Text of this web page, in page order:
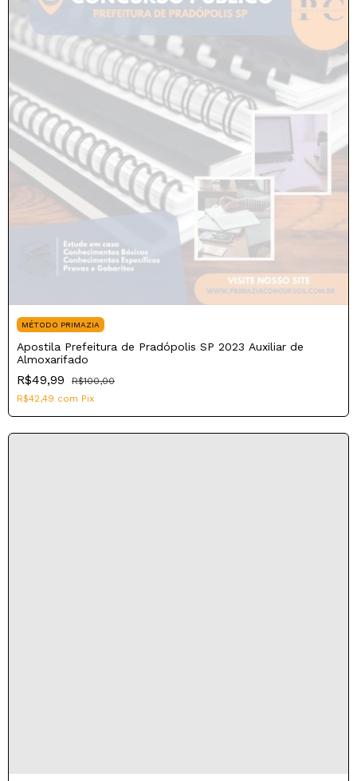
MÉTODO PRIMAZIA
Apostila Prefeitura de Pradópolis SP 2023 Auxiliar de
Almoxarifado
R$49,99
R$100,00
R$42,49 com Pix